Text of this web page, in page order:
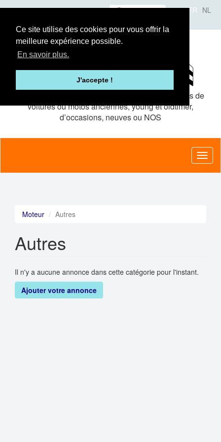
Ce site utilise des cookies pour vous offrir la
meilleure expérience possible.
En savoir plus.
J'accepte !
contenu
principal
FR NL
Se connecter
pour pièces de
voitures ou motos anciennes, young et oldtimer,
d’occasions, neuves ou NOS
Moteur Autres
Autres
Il n'y a aucune annonce dans cette catégorie pour l'instant.
Ajouter votre annonce